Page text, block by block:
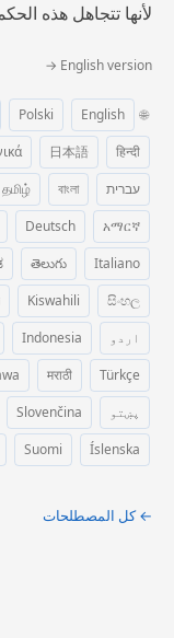
لأنها تتجاهل هذه
English version →
🌐
English
Polski
हिन्दी
日本語
עברית
বাংলা
தமிழ்
አማርኛ
Deutsch
Italiano
తెలుగు
සිංහල
Kiswahili
اردو
Indonesia
Türkçe
मराठी
پښتو
Slovenčina
Íslenska
Suomi
← كل المصطلحات